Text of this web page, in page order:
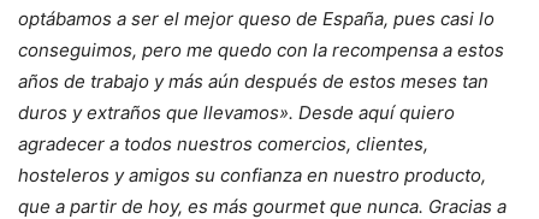
optábamos a ser el mejor queso de España, pues casi lo
conseguimos, pero me quedo con la recompensa a estos
años de trabajo y más aún después de estos meses tan
duros y extraños que llevamos». Desde aquí quiero
agradecer a todos nuestros comercios, clientes,
hosteleros y amigos su confianza en nuestro producto,
que a partir de hoy, es más gourmet que nunca. Gracias a